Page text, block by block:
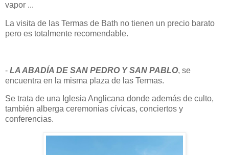
vapor ...
La visita de las Termas de Bath no tienen un precio barato
pero es totalmente recomendable.
- LA ABADÍA DE SAN PEDRO Y SAN PABLO, se
encuentra en la misma plaza de las Termas.
Se trata de una Iglesia Anglicana donde además de culto,
también alberga ceremonias cívicas, conciertos y
conferencias.